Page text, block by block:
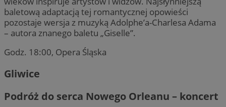
baletową adaptacją tej romantycznej opowieści
pozostaje wersja z muzyką Adolphe’a-Charlesa Adama
– autora znanego baletu „Giselle”.
Godz. 18:00, Opera Śląska
Gliwice
Podróż do serca Nowego Orleanu – koncert